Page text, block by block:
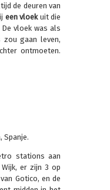
de deuren van
een vloekuit die
vloek was als
gaan leven,
ontmoeten.
Spanje.
stations aan
er zijn 3 op
Gotico, en de